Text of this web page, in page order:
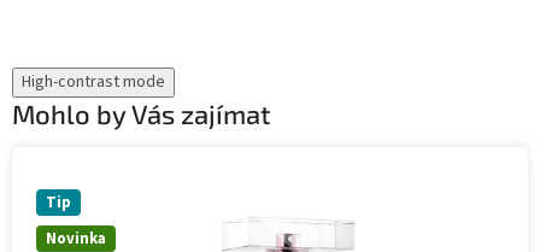
High-contrast mode
Mohlo by Vás zajímat
Novinka
Tip